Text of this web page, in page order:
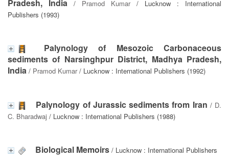
Pradesh, India / Pramod Kumar/ Lucknow : International
Publishers (1993)
Palynology of Mesozoic Carbonaceous
sediments of Narsinghpur District, Madhya Pradesh,
India / Pramod Kumar/ Lucknow : International Publishers (1992)
Palynology of Jurassic sediments from Iran / D.
C. Bharadwaj / Lucknow : International Publishers (1988)
Biological Memoirs / Lucknow : International Publishers